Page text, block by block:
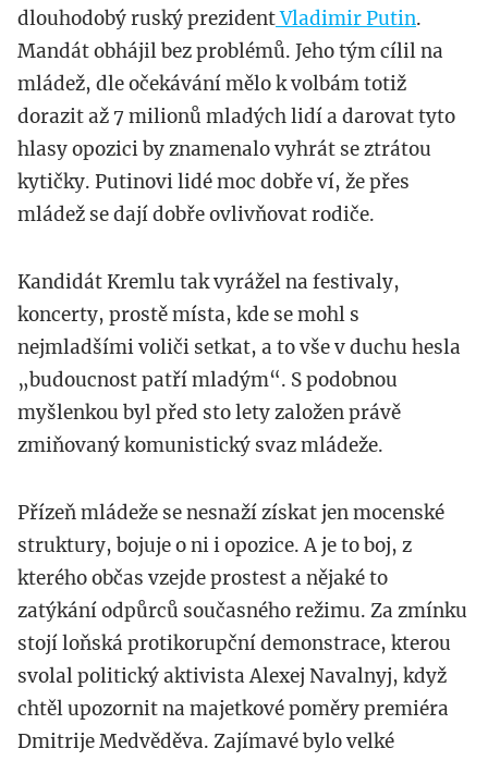
dlouhodobý ruský prezidentVladimir Putin.
Mandát obhájil bez problémů. Jeho tým cílil na
mládež, dle očekávání mělo k volbám totiž
dorazit až 7 milionů mladých lidí a darovat tyto
hlasy opozici by znamenalo vyhrát se ztrátou
kytičky. Putinovi lidé moc dobře ví, že přes
mládež se dají dobře ovlivňovat rodiče.
Kandidát Kremlu tak vyrážel na festivaly,
koncerty, prostě místa, kde se mohl s
nejmladšími voliči setkat, a to vše v duchu hesla
„budoucnost patří mladým“. S podobnou
myšlenkou byl před sto lety založen právě
zmiňovaný komunistický svaz mládeže.
Přízeň mládeže se nesnaží získat jen mocenské
struktury, bojuje o ni i opozice. A je to boj, z
kterého občas vzejde prostest a nějaké to
zatýkání odpůrců současného režimu. Za zmínku
stojí loňská protikorupční demonstrace, kterou
svolal politický aktivista Alexej Navalnyj, když
chtěl upozornit na majetkové poměry premiéra
Dmitrije Medvěděva. Zajímavé bylo velké